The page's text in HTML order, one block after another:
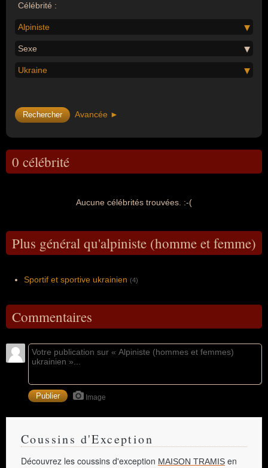
Célébrité :
Alpiniste
Sexe
Ukraine
Avancée ►
0 célébrité
Aucune célébrités trouvées. :-(
Plus général qu'alpiniste (homme et femme)
Sportif et sportive ukrainien (4)
Commentaires
Image
Coussins d'Exception
Découvrez les coussins d'exception MAISON TRAMIS en